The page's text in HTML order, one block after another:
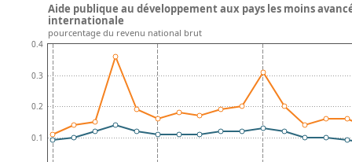
0.1
0.2
0.3
0.4
Aide publique au développement aux pays les moins
internationale
pourcentage du revenu national brut